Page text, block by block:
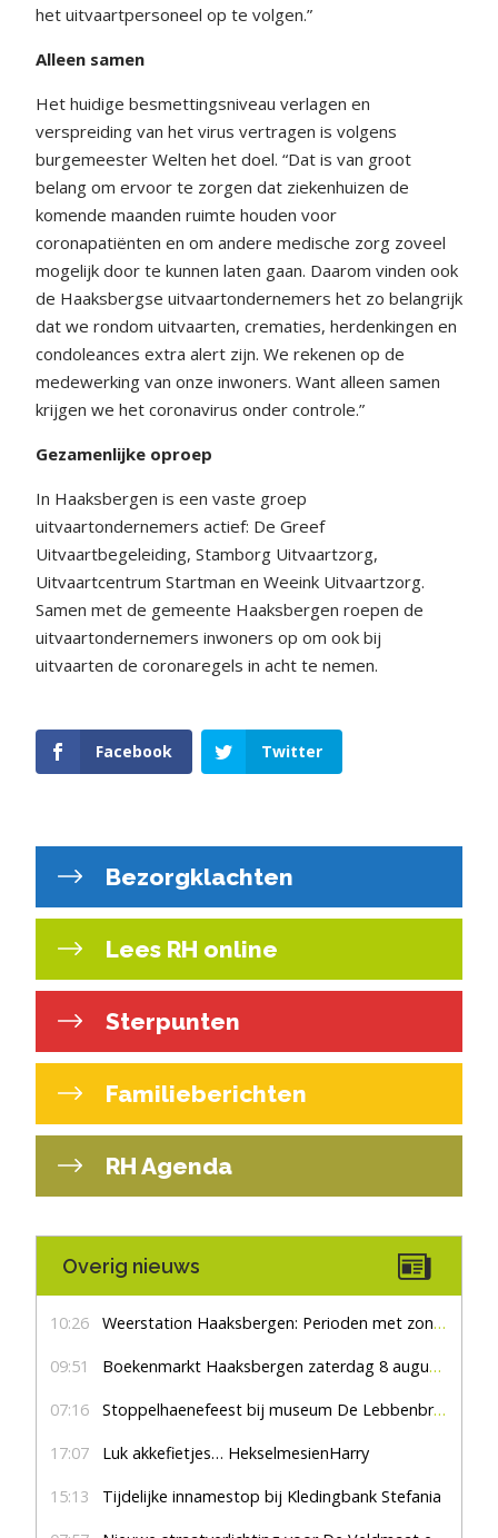
het uitvaartpersoneel op te volgen.”
Alleen samen
Het huidige besmettingsniveau verlagen en
verspreiding van het virus vertragen is volgens
burgemeester Welten het doel. “Dat is van groot
belang om ervoor te zorgen dat ziekenhuizen de
komende maanden ruimte houden voor
coronapatiënten en om andere medische zorg zoveel
mogelijk door te kunnen laten gaan. Daarom vinden ook
de Haaksbergse uitvaartondernemers het zo belangrijk
dat we rondom uitvaarten, crematies, herdenkingen en
condoleances extra alert zijn. We rekenen op de
medewerking van onze inwoners. Want alleen samen
krijgen we het coronavirus onder controle.”
Gezamenlijke oproep
In Haaksbergen is een vaste groep
uitvaartondernemers actief: De Greef
Uitvaartbegeleiding, Stamborg Uitvaartzorg,
Uitvaartcentrum Startman en Weeink Uitvaartzorg.
Samen met de gemeente Haaksbergen roepen de
uitvaartondernemers inwoners op om ook bij
uitvaarten de coronaregels in acht te nemen.
Facebook Twitter
Bezorgklachten
Lees RH online
Sterpunten
Familieberichten
RH Agenda
Overig nieuws
10:26 Weerstation Haaksbergen: Perioden met zon en droog
09:51 Boekenmarkt Haaksbergen zaterdag 8 augustus, marktplein Haaksbergen
07:16 Stoppelhaenefeest bij museum De Lebbenbrugge
17:07 Luk akkefietjes… HekselmesienHarry
15:13 Tijdelijke innamestop bij Kledingbank Stefania